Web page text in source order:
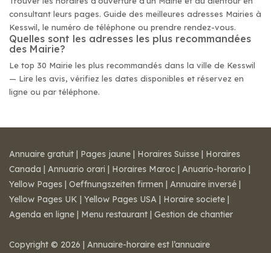
consultant leurs pages. Guide des meilleures adresses Mairies à
Kesswil, le numéro de téléphone ou prendre rendez-vous.
Quelles sont les adresses les plus recommandées
des Mairie?
Le top 30 Mairie les plus recommandés dans la ville de Kesswil
— Lire les avis, vérifiez les dates disponibles et réservez en
ligne ou par téléphone.
Annuaire gratuit | Pages jaune | Horaires Suisse | Horaires
Canada | Annuario orari | Horaires Maroc | Anuario-horario |
Yellow Pages | Oeffnungszeiten firmen | Annuaire inversé |
Yellow Pages UK | Yellow Pages USA | Horaire societe |
Agenda en ligne | Menu restaurant | Gestion de chantier
Copyright © 2026 | Annuaire-horaire est l’annuaire